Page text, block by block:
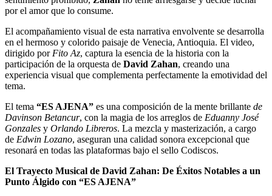
por el amor que lo consume.
El acompañamiento visual de esta narrativa envolvente se desarrolla
en el hermoso y colorido paisaje de Venecia, Antioquia. El video,
dirigido por Fito Az, captura la esencia de la historia con la
participación de la orquesta de David Zahan, creando una
experiencia visual que complementa perfectamente la emotividad del
tema.
El tema “ES AJENA” es una composición de la mente brillante de
Davinson Betancur, con la magia de los arreglos de Eduanny José
Gonzales y Orlando Libreros. La mezcla y masterización, a cargo
de Edwin Lozano, aseguran una calidad sonora excepcional que
resonará en todas las plataformas bajo el sello Codiscos.
El Trayecto Musical de David Zahan: De Éxitos Notables a un
Punto Álgido con “ES AJENA”